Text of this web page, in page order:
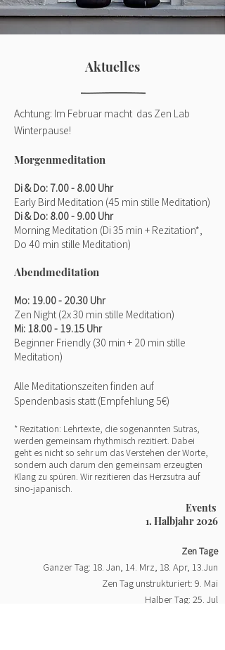
Aktuelles
Achtung: Im Februar macht das Zen Lab
Winterpause!
Morgenmeditation
Di & Do: 7.00 - 8.00 Uhr
Early Bird Meditation (45 min stille Meditation)
Di & Do: 8.00 - 9.00 Uhr
Morning Meditation (Di 35 min + Rezitation*,
Do 40 min stille Meditation)
Abendmeditation
Mo: 19.00- 20.30 Uhr
Zen Night (2x 30 min stille Meditation)
Mi: 18.00- 19.15 Uhr
Beginner Friendly (30 min + 20 min stille
Meditation)
Alle Meditationszeiten finden auf
Spendenbasis statt (Empfehlung 5€)
* Rezitation: Lehrtexte, die sogenannten Sutras,
werden gemeinsam rhythmisch rezitiert. Dabei
geht es nicht so sehr um das Verstehen der Worte,
sondern auch darum den gemeinsam erzeugten
Klang zu spüren. Wir rezitieren das Herzsutra auf
sino-japanisch.
Events
1. Halbjahr 2026
Zen Tage
Ganzer Tag: 18. Jan, 14. Mrz, 18. Apr, 13.Jun
Zen Tag unstrukturiert: 9. Mai
Halber Tag: 25. Jul